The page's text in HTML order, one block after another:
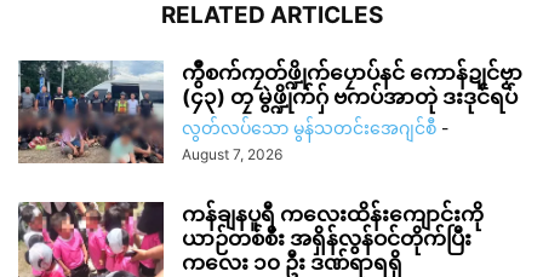
RELATED ARTICLES
ကွဳစက်ကၠတ်ဖ္ဍိုက်ပၠောပ်နင် ကောန်ဍုင်ဗၟာ
(၄၃) တၠ မွဲဖ္ဍိုက်ဂှ် ဗကပ်အာတုဲ ဒးဒုင်ရပ်
လွတ်လပ်သော မွန်သတင်းအေဂျင်စီ -
August 7, 2026
ကန်ချနပူရီ ကလေးထိန်းကျောင်းကို
ယာဉ်တစ်စီး အရှိန်လွန်ဝင်တိုက်ပြီး
ကလေး ၁၀ ဦး ဒဏ်ရာရရှိ